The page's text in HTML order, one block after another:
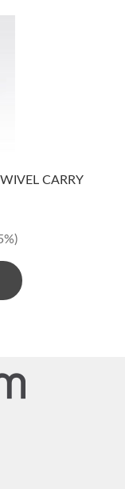
CARRY